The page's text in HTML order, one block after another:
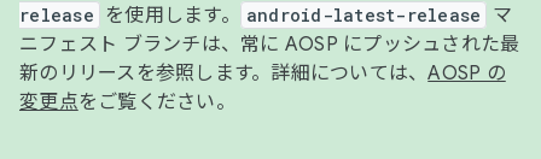
release
を使用します。 android-latest-release
マ
ニフェスト ブランチは、常に AOSP にプッシュされた最
新のリリースを参照します。詳細については、AOSP の
変更点をご覧ください。